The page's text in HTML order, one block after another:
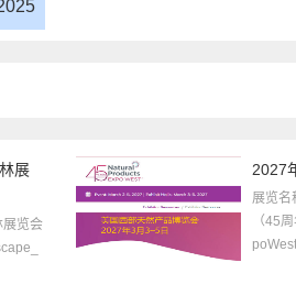
展
展览会
2027
展览名
（45